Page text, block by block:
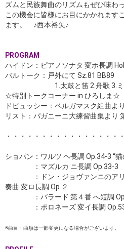
ズムと民族舞曲のリズムもぜひ味わ
この機会に皆様にお目にかかれます
ます。 ♪西本裕矢♪
PROGRAM
ハイドン：ピアノソナタ 変ホ長調
バルトーク：戸外にて Sz.81 BB89
1.太鼓と笛 2.舟歌 3.ミュゼ
☆特別トークコーナー in ひろしま☆
ドビュッシー：ベルガマスク組曲よ
リスト：パガニーニ大練習曲集より
・・・・・・・・・・・・・・・・
ショパン：ワルツ ヘ長調 Op.34-3 “猫
：マズルカ ニ長調 Op.33-3
：ドン・ジョヴァンニのアリ
奏曲 変ロ長調 Op.２
：バラード 第４番 へ短調
：ポロネーズ 変イ長調 Op.53
※曲目・曲順は一部変更になる場合がございます。